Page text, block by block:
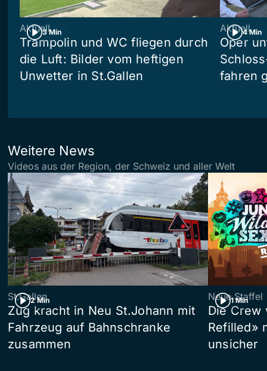
3 Min
Aktuell
Trampolin und WC fliegen durch
die Luft: Bilder vom heftigen
Unwetter in St.Gallen
4 Min
Aktuell
Oper
fahren
Weitere News
Videos aus der Region, der Schweiz und aller Welt
2 Min
St.Gallen
Zug kracht in Neu St.Johann mit
Fahrzeug auf Bahnschranke
zusammen
1 Min
Neue Staffel
Die Crew
Refilled»
unsicher